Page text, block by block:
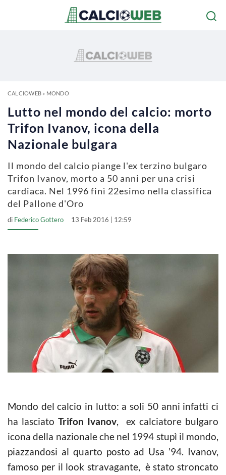
CALCIOWEB» MONDO
Lutto nel mondo del calcio: morto
Trifon Ivanov, icona della
Nazionale bulgara
Il mondo del calcio piange l'ex terzino bulgaro
Trifon Ivanov, morto a 50 anni per una crisi
cardiaca. Nel 1996 finì 22esimo nella classifica
del Pallone d'Oro
di Federico Gottero 13 Feb 2016 | 12:59
Mondo del calcio in lutto: a soli 50 anni infatti ci
ha lasciatoTrifon Ivanov, ex calciatore bulgaro
icona della nazionale che nel 1994 stupì il mondo,
piazzandosi al quarto posto ad Usa ’94. Ivanov,
famoso per il look stravagante, è stato stroncato